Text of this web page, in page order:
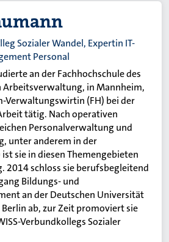
Sozialer Wandel, Expertin IT-
Personal
an der Fachhochschule des
Arbeitsverwaltung, in Mannheim,
Verwaltungswirtin (FH) bei der
tätig. Nach operativen
Personalverwaltung und
unter anderem in der
sie in diesen Themengebieten
2014 schloss sie berufsbegleitend
Bildungs- und
an der Deutschen Universität
ab, zur Zeit promoviert sie
Verbundkollegs Sozialer